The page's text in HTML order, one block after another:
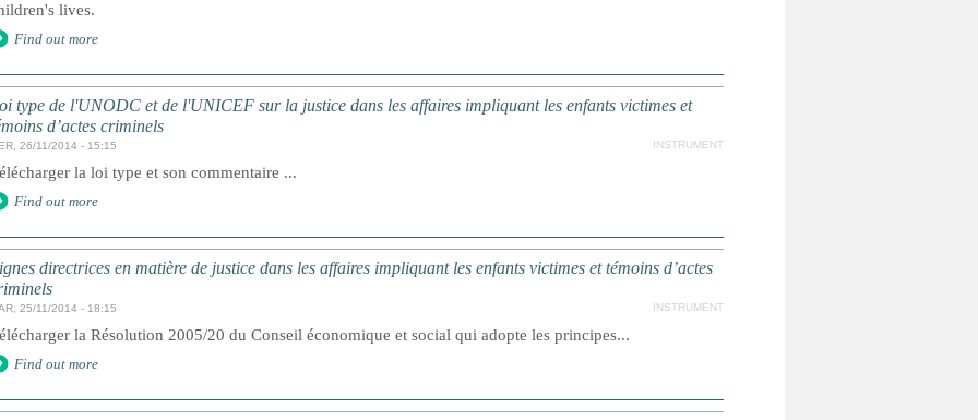
lives.
Find out more
type de l'UNODC et de l'UNICEF sur la justice dans les affaires impliquant les enfants victimes et
d’actes criminels
26/11/2014 - 15:15 INSTRUMENT
la loi type et son commentaire ...
Find out more
directrices en matière de justice dans les affaires impliquant les enfants victimes et témoins d’actes
25/11/2014 - 18:15 INSTRUMENT
la Résolution 2005/20 du Conseil économique et social qui adopte les principes...
Find out more